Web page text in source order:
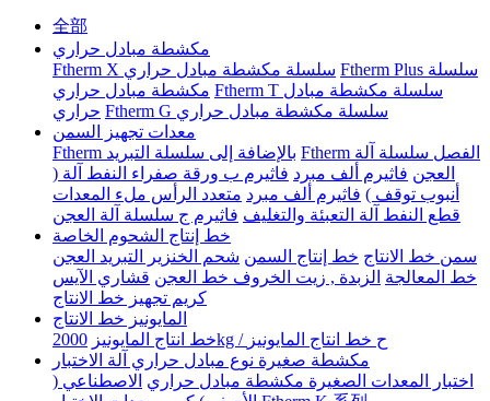
全部
مكشطة مبادل حراري
Ftherm X سلسلة مكشطة مبادل حراري Ftherm Plus سلسلة
مكشطة مبادل حراري Ftherm T سلسلة مكشطة مبادل
حراري
Ftherm G سلسلة مكشطة مبادل حراري
معدات تجهيز السمن
Ftherm بالإضافة إلى سلسلة التبريد Ftherm الفصل سلسلة آلة
العجن فاثيرم ألف مبرد فاثيرم ب ورقة صفراء النفط آلة (
أنبوب توقف ) فاثيرم ألف مبرد متعدد الرأس ملء المعدات
قطع النفط آلة التعبئة والتغليف فاثيرم ج سلسلة آلة العجن
خط إنتاج الشحوم الخاصة
سمن خط الانتاج خط إنتاج السمن شحم الخنزير التبريد العجن
خط المعالجة الزبدة , زيت الخروف خط العجن قشاري الآيس
كريم تجهيز خط الانتاج
المايونيز خط الانتاج
خط انتاج المايونيز
2000kg / ح خط انتاج المايونيز
مكشطة صغيرة نوع مبادل حراري آلة الاختبار
اختبار المعدات الصغيرة مكشطة مبادل حراري الاصطناعي (